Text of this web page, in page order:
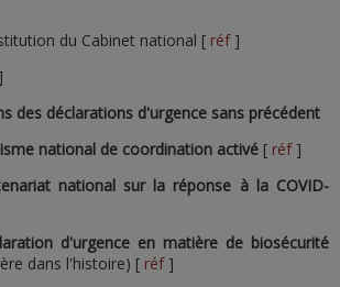
du Cabinet national [ réf]
des déclarations d'urgence sans précédent
national de coordination activé [ réf]
national sur la réponse à la COVID-
d'urgence en matière de biosécurité
dans l'histoire) [ réf]